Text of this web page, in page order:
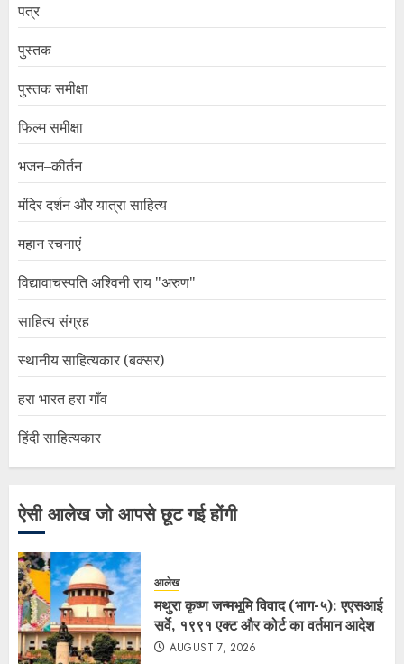
पत्र
पुस्तक
पुस्तक समीक्षा
फिल्म समीक्षा
भजन–कीर्तन
मंदिर दर्शन और यात्रा साहित्य
महान रचनाएं
विद्यावाचस्पति अश्विनी राय "अरुण"
साहित्य संग्रह
स्थानीय साहित्यकार (बक्सर)
हरा भारत हरा गाँव
हिंदी साहित्यकार
ऐसी आलेख जो आपसे छूट गई होंगी
आलेख
मथुरा कृष्ण जन्मभूमि विवाद (भाग-५): एएसआई
सर्वे, १९९१ एक्ट और कोर्ट का वर्तमान आदेश
AUGUST 7, 2026